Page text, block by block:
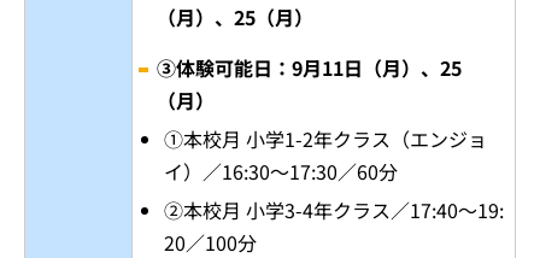
（月）、25（月）
③体験可能日：9月11日（月）、25
（月）
①本校月 小学1-2年クラス（エンジョ
イ）／16:30～17:30／60分
②本校月 小学3-4年クラス／17:40～19:
20／100分